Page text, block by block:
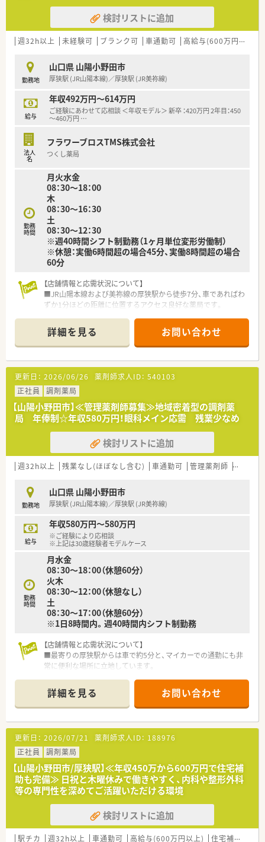
す。
■社長自身も現役の薬剤師として現場に立っており、従業員の働
きやすさや意見を尊重する風通しの良い企業文化が根付いてい
ます。
く、腰を据えて長く働き続けたい方にとって最適な就業環境と言
えます。
【職場環境と雰囲気】
■常勤薬剤師は30代の女性2名で構成されており、明るく活気の
ある雰囲気の中で互いに相談し合いながら業務を進めていま
■50代のベテランパートスタッフも在籍しており、世代を超え
てサポートし合える環境があるため、中途入社の方も馴染みやす
いです。
■事務スタッフも複数名体制で配置されており、薬剤師が本来の
専門業務に専念できるよう、店舗全体で連携を密に取っていま
す。
検討リストに追加
週32h以上 未経験可 ブランク可 車通勤可 高給与(600万円以上)
勤務地
山口県 山陽小野田市
厚狭駅 (JR山陽本線)／厚狭駅 (JR美祢線)
給与
年収492万円～614万円
ご経験にあわせて応相談 ＜年収モデル＞ 新卒 ：420万円 2年目：450
～460万円 …
法人
名
フラワーブロスTMS株式会社
つくし薬局
勤務
時間
月火水金
08：30～18：00
木
08：30～16：30
土
08：30～12：30
※週40時間シフト制勤務（1ヶ月単位変形労働制）
※休憩：実働6時間超の場合45分、実働8時間超の場合
60分
【店舗情報と応需状況について】
■JR山陽本線および美祢線の厚狭駅から徒歩7分、車であればわ
ずか1分ほどの距離に位置するアクセス良好な薬局です。
と多岐にわたり、1日平均80枚の処方箋を受け付けています。
■薬剤師は40代のベテラン層を中心に男性1名、女性2名の計3名
が在籍しており、事務スタッフ2名と協力して運営しています。
【募集背景と求める人物像について】
■今回は欠員補充に伴う急募案件となっており、即戦力として現
場を支えていただける経験者の方を積極的に採用しておりま
す。
■未経験やブランクがある方の相談も可能ですが、特に周辺店舗
を含めた協力体制を大切にできる協調性のある方を求めていま
す。
■山陽小野田市の地域に根ざして長く働きたい方や、患者様との
フランクなコミュニケーションを大切にしたい方に最適な環境
です。
【法人特徴について】
■山口県を中心に広島、関東、九州へと全国に30店舗以上を展開
しており、調剤のみならず教育や多角的な事業を行う安定企業で
す。
■山口労働局から「くるみん」認定を受けるなど、子育て応援企
業として男女共に働きやすい職場づくりを全社で推進していま
■将来的な独立を支援するフランチャイズシステムを導入して
おり、勤続10年以上の薬剤師には薬局譲渡の相談も可能となり
ます。
詳細を見る お問い合わせ
更新日： 2026/06/26 薬剤師求人ID： 540103
正社員
調剤薬局
【山陽小野田市】≪管理薬剤師募集≫地域密着型の調剤薬
局 年俸制☆年収580万円！眼科メイン応需 残業少なめ
検討リストに追加
週32h以上 残業なし(ほぼなし含む) 車通勤可 管理薬剤師 シフト
勤務地
山口県 山陽小野田市
厚狭駅 (JR山陽本線)／厚狭駅 (JR美祢線)
給与
年収580万円～580万円
※ご経験により応相談
※上記は30歳経験者モデルケース
勤務
時間
月水金
08：30～18：00（休憩60分）
火木
08：30～12：00（休憩なし）
土
08：30～17：00（休憩60分）
※1日8時間内。週40時間内シフト制勤務
【店舗情報と応需状況について】
■最寄りの厚狭駅からは車で約5分と、マイカーでの通勤にも非
常に便利な場所に立地しています。
い処方箋を1日約80枚応需します。
■薬剤師は常勤2名とパート1名の体制で、協力し合いながら業
務に取り組める環境が整っています。
【募集背景と求める人物像について】
■今回は体制強化のための増員募集となり、将来的に管理薬剤師
として活躍いただける方を求めています。
■地域に根差した薬局で、患者様一人ひとりと丁寧に向き合い信
頼関係を築ける方を歓迎します。
■チームワークを大切にし、周囲のスタッフと協調しながら円滑
に店舗運営を行える方を募集します。
【法人特徴について】
■山口県内で山陽小野田市、山口市、下関市に各1店舗ずつ展開
する地域密着型の調剤薬局グループです。
詳細を見る お問い合わせ
更新日： 2026/07/21 薬剤師求人ID： 188976
正社員
調剤薬局
【山陽小野田市/厚狭駅】≪年収450万から600万円で住宅補
助も完備≫ 日祝と木曜休みで働きやすく、内科や整形外科
等の専門性を深めてご活躍いただける環境
検討リストに追加
駅チカ 週32h以上 車通勤可 高給与(600万円以上) 住宅補助(手当)あり